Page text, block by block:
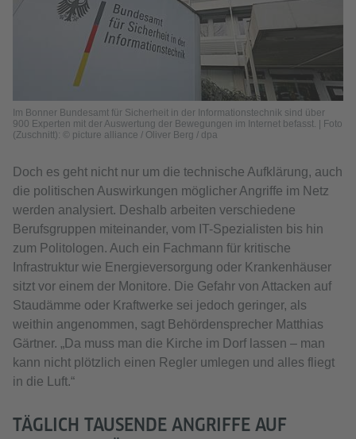
Im Bonner Bundesamt für Sicherheit in der Informationstechnik sind über
900 Experten mit der Auswertung der Bewegungen im Internet befasst. | Foto
(Zuschnitt): © picture alliance / Oliver Berg / dpa
Doch es geht nicht nur um die technische Aufklärung, auch
die politischen Auswirkungen möglicher Angriffe im Netz
werden analysiert. Deshalb arbeiten verschiedene
Berufsgruppen miteinander, vom IT-Spezialisten bis hin
zum Politologen. Auch ein Fachmann für kritische
Infrastruktur wie Energieversorgung oder Krankenhäuser
sitzt vor einem der Monitore. Die Gefahr von Attacken auf
Staudämme oder Kraftwerke sei jedoch geringer, als
weithin angenommen, sagt Behördensprecher Matthias
Gärtner. „Da muss man die Kirche im Dorf lassen – man
kann nicht plötzlich einen Regler umlegen und alles fliegt
in die Luft.“
TÄGLICH TAUSENDE ANGRIFFE AUF